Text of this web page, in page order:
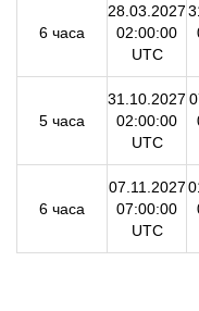
6 часа
28.03.2027
02:00:00
UTC
5 часа
31.10.2027
02:00:00
UTC
6 часа
07.11.2027
07:00:00
UTC